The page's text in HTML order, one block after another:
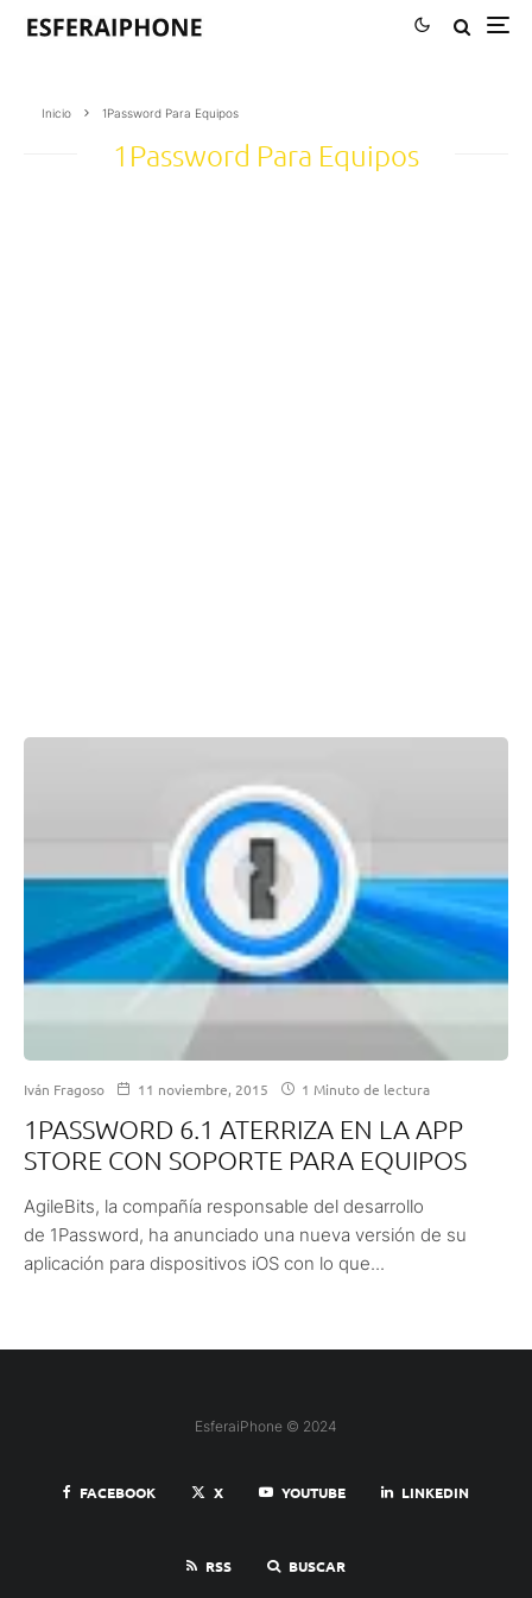
Inicio 1Password Para Equipos
1Password Para Equipos
Iván Fragoso 11 noviembre, 2015 1 Minuto de lectura
1PASSWORD 6.1 ATERRIZA EN LA APP
STORE CON SOPORTE PARA EQUIPOS
AgileBits, la compañía responsable del desarrollo
de 1Password, ha anunciado una nueva versión de su
aplicación para dispositivos iOS con lo que...
EsferaiPhone © 2024
FACEBOOK X YOUTUBE LINKEDIN
RSS BUSCAR